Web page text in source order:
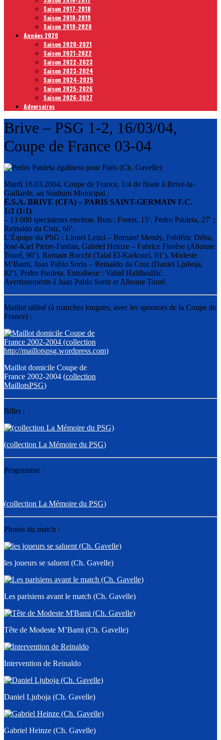
Saison 2017-2018
Saison 2018-2019
Saison 2019-2020
Années 2020
Saison 2020-2021
Saison 2021-2022
Saison 2022-2023
Saison 2023-2024
Saison 2024-2025
Saison 2025-2026
Saison 2026-2027
Adversaires
Brive – PSG 1-2, 16/03/04,
Coupe de France 03-04
Mardi 16.03.2004, Coupe de France, 1/4 de finale à Brive-la-
Gaillarde, au Stadium Municipal :
É.S.A. BRIVE (CFA) – PARIS SAINT-GERMAIN F.C.
1:2 (1:1)
– 13 000 spectateurs environ. Buts : Forest, 15′, Pedro Pauleta, 27′ ;
Reinaldo da Cruz, 60′.
L’Équipe du PSG : Lionel Letizi – Bernard Mendy, Frédéric Déhu,
José-Karl Pierre-Fanfan, Gabriel Heinze – Fabrice Fiorèse (Alioune
Touré, 90′), Romain Rocchi (Talal El-Karkouri, 81′), Modeste
M’Bami, Juan Pablo Sorin – Reinaldo da Cruz (Daniel Ljuboja,
82′), Pedro Pauleta. Entraîneur : Vahid Halilhodžić.
Avertissements à Juan Pablo Sorin et Alioune Touré.
Maillot utilisé (à manches longues, avec les sponsors de la Coupe de
France) :
Maillot domicile Coupe de
France 2002-2004 (collection
MaillotsPSG)
Billet :
(collection La Mémoire du PSG)
Programme :
(collection La Mémoire du PSG)
Photos du match :
les joueurs se saluent (Ch. Gavelle)
Les parisiens avant le match (Ch. Gavelle)
Tête de Modeste M’Bami (Ch. Gavelle)
Intervention de Reinaldo
Daniel Ljuboja (Ch. Gavelle)
Gabriel Heinze (Ch. Gavelle)